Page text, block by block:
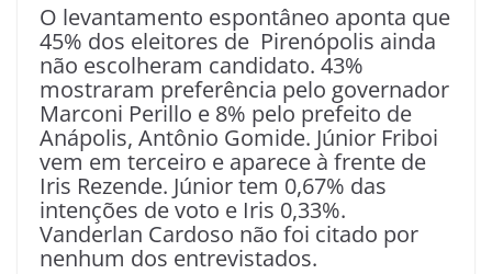
O levantamento espontâneo aponta que
45% dos eleitores de Pirenópolis ainda
não escolheram candidato. 43%
mostraram preferência pelo governador
Marconi Perillo e 8% pelo prefeito de
Anápolis, Antônio Gomide. Júnior Friboi
vem em terceiro e aparece à frente de
Iris Rezende. Júnior tem 0,67% das
intenções de voto e Iris 0,33%.
Vanderlan Cardoso não foi citado por
nenhum dos entrevistados.